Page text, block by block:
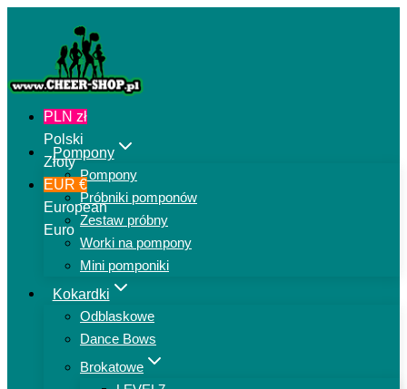
Pompony
Pompony
Próbniki pomponów
Zestaw próbny
Worki na pompony
Mini pomponiki
Kokardki
Odblaskowe
Dance Bows
Brokatowe
PLN zł
Polski
Złoty
EUR €
European
Euro